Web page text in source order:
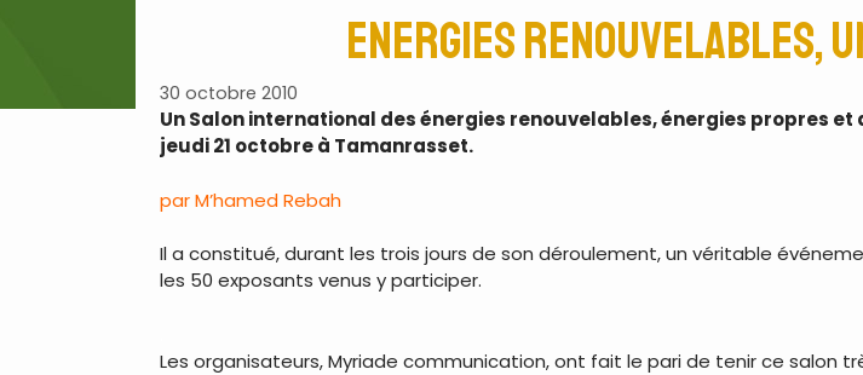
Energies renouvelables,
30 octobre 2010
Un Salon international des énergies renouvelables, énergies propres
jeudi 21 octobre à Tamanrasset.
par M’hamed Rebah
Il a constitué, durant les trois jours de son déroulement, un véritable
les 50 exposants venus y participer.
Les organisateurs, Myriade communication, ont fait le pari de tenir ce salon